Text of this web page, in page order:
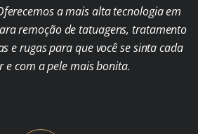
a mais alta tecnologia em
remoção de tatuagens, tratamento
e rugas para que você se sinta cada
e com a pele mais bonita.